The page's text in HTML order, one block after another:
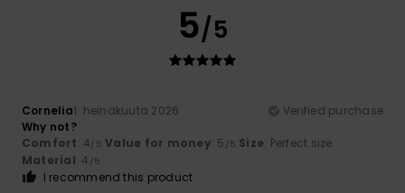
5/5
Cornelia1. heinäkuuta 2026
Verified purchase
Why not?
Comfort: 4/5 Value for money: 5 /5 Size: Perfect size
Material: 4 /5
I recommend this product